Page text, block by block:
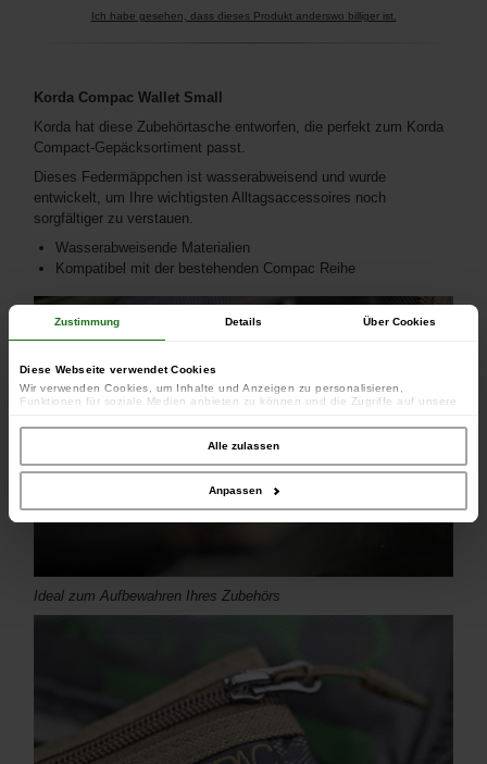
Zustimmung Details Über Cookies
Diese Webseite verwendet Cookies
Wir verwenden Cookies, um Inhalte und Anzeigen zu personalisieren,
Funktionen für soziale Medien anbieten zu können und die Zugriffe auf unsere
unserer Website an unsere Partner für soziale Medien, Werbung und Analysen
weiter. Unsere Partner führen diese Informationen möglicherweise mit weiteren
Daten zusammen, die Sie ihnen bereitgestellt haben oder die sie im Rahmen
Ihrer Nutzung der Dienste gesammelt haben.
Alle zulassen
Anpassen
Ich habe gesehen, dass dieses Produkt anderswo billiger ist.
Korda Compac Wallet Small
Korda hat diese Zubehörtasche entworfen, die perfekt zum Korda
Compact-Gepäcksortiment passt.
Dieses Federmäppchen ist wasserabweisend und wurde
entwickelt, um Ihre wichtigsten Alltagsaccessoires noch
sorgfältiger zu verstauen.
Wasserabweisende Materialien
Kompatibel mit der bestehenden Compac Reihe
Ideal zum Aufbewahren Ihres Zubehörs